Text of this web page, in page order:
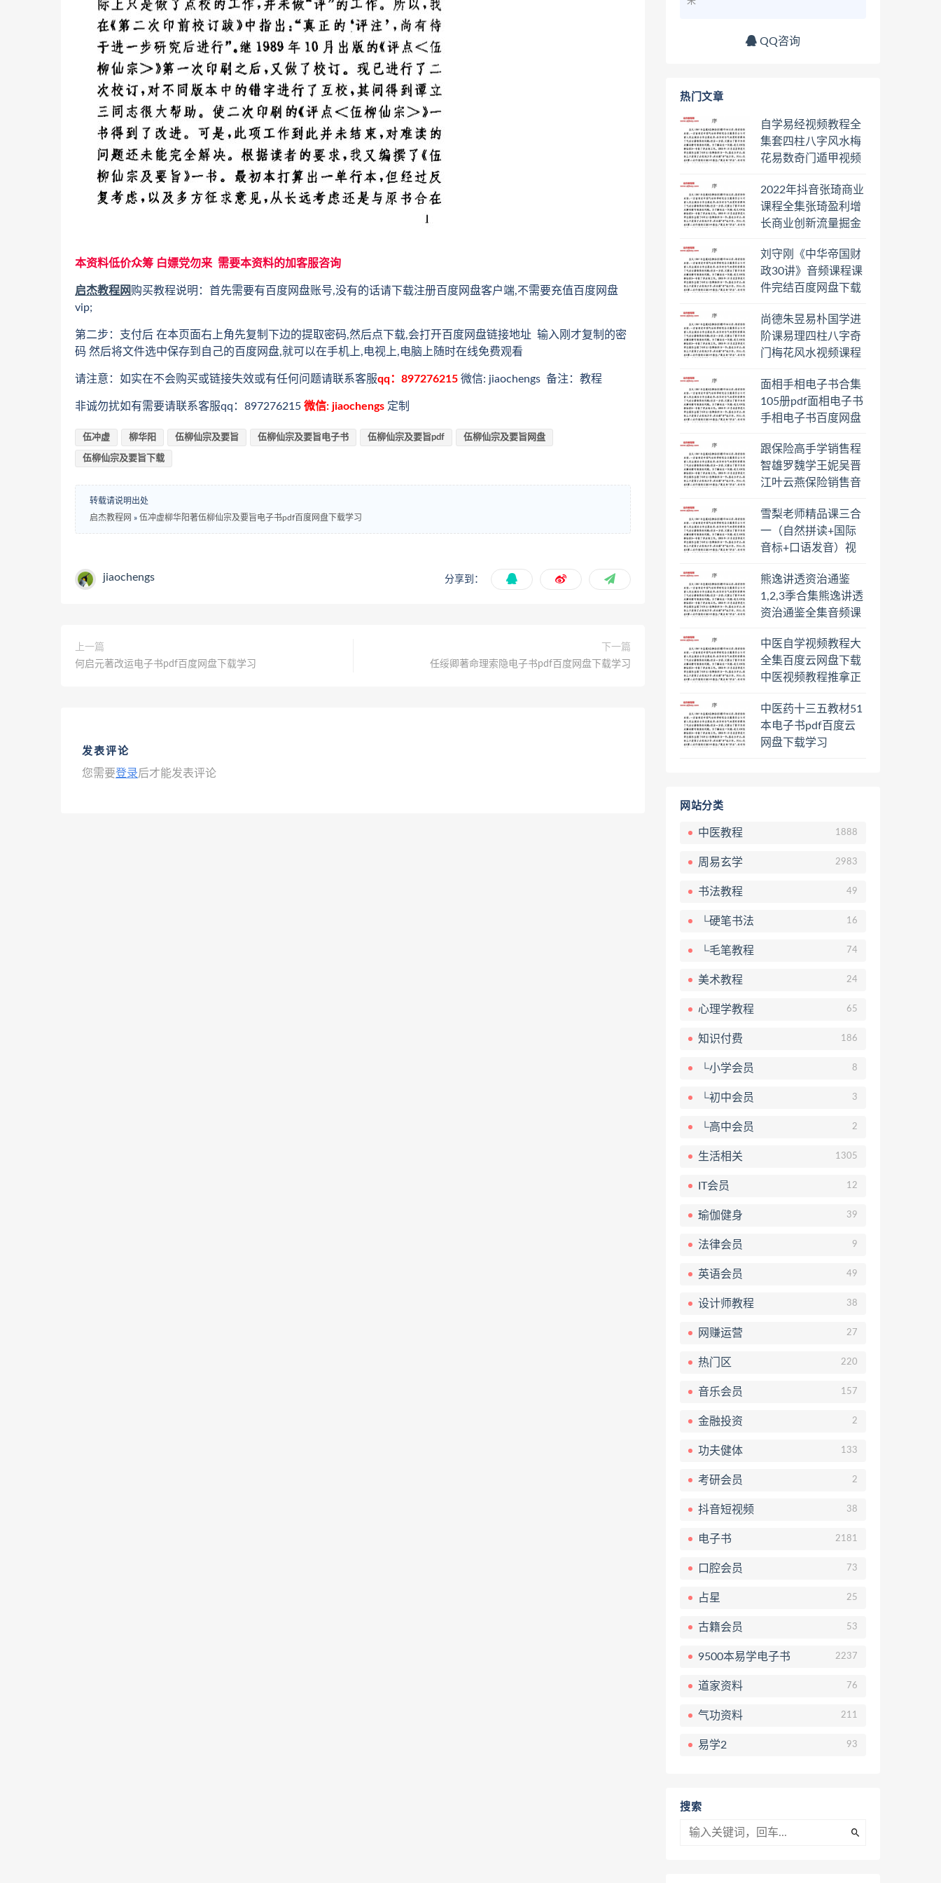
本资料低价众筹 白嫖党勿来 需要本资料的加客服咨询
启杰教程网购买教程说明：首先需要有百度网盘账号,没有的话请下载注册百度网盘客户端,不需要充值百度网盘
vip;
第二步：支付后 在本页面右上角先复制下边的提取密码,然后点下载,会打开百度网盘链接地址 输入刚才复制的密
码 然后将文件选中保存到自己的百度网盘,就可以在手机上,电视上,电脑上随时在线免费观看
请注意：如实在不会购买或链接失效或有任何问题请联系客服qq：897276215 微信: jiaochengs 备注：教程
非诚勿扰如有需要请联系客服qq：897276215 微信: jiaochengs 定制
伍冲虚 柳华阳 伍柳仙宗及要旨 伍柳仙宗及要旨电子书 伍柳仙宗及要旨pdf 伍柳仙宗及要旨网盘
伍柳仙宗及要旨下载
转载请说明出处
启杰教程网 » 伍冲虚柳华阳著伍柳仙宗及要旨电子书pdf百度网盘下载学习
jiaochengs 分享到：
上一篇
何启元著改运电子书pdf百度网盘下载学习
下一篇
任绥卿著命理索隐电子书pdf百度网盘下载学习
发表评论
您需要登录后才能发表评论
QQ咨询
热门文章
自学易经视频教程全
集套四柱八字风水梅
花易数奇门遁甲视频
日罗盘教程百度云网
盘会员
2022年抖音张琦商业
课程全集张琦盈利增
长商业创新流量掘金
盘下载学习
刘守刚《中华帝国财
政30讲》音频课程课
件完结百度网盘下载
尚德朱昱易朴国学进
阶课易理四柱八字奇
门梅花风水视频课程
学习
面相手相电子书合集
105册pdf面相电子书
手相电子书百度网盘
跟保险高手学销售程
智雄罗魏学王妮吴晋
江叶云燕保险销售音
盘下载学习
雪梨老师精品课三合
一（自然拼读+国际
音标+口语发音）视
载学习
熊逸讲透资治通鉴
1,2,3季合集熊逸讲透
资治通鉴全集音频课
一二三辑合集百度云
网盘下载学习
中医自学视频教程大
全集百度云网盘下载
中医视频教程推拿正
经络脉诊面诊舌诊手
诊私密终身会员百度
网盘共享群
中医药十三五教材51
本电子书pdf百度云
网盘下载学习
网站分类
中医教程 1888
周易玄学 2983
书法教程 49
└硬笔书法 16
└毛笔教程 74
美术教程 24
心理学教程 65
知识付费 186
└小学会员 8
└初中会员 3
└高中会员 2
生活相关 1305
IT会员 12
瑜伽健身 39
法律会员 9
英语会员 49
设计师教程 38
网赚运营 27
热门区 220
音乐会员 157
金融投资 2
功夫健体 133
考研会员 2
抖音短视频 38
电子书 2181
口腔会员 73
占星 25
古籍会员 53
9500本易学电子书 2237
道家资料 76
气功资料 211
易学2 93
搜索